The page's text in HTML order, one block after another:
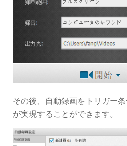
その後、自動録画をトリガー
が実現することができます。